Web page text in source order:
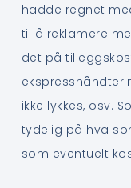
hadde regnet
til å reklamere
det på
ikke lykkes, osv.
tydelig på hva
som eventuelt